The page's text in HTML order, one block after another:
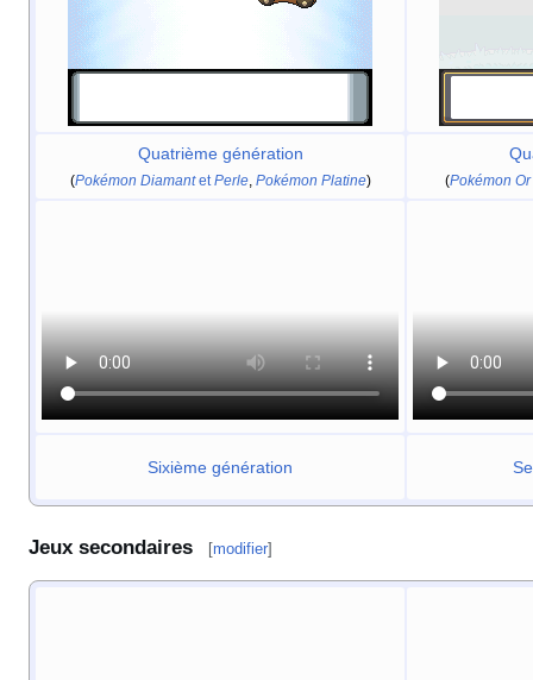
Quatrième génération
(Pokémon Diamantet Perle, Pokémon Platine) (Pokémon
Sixième génération
Jeux secondaires [modifier]